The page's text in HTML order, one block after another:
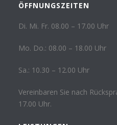
ÖFFNUNGSZEITEN
Di. Mi. Fr. 08.00 – 17.00 Uhr
Mo. Do.: 08.00 – 18.00 Uhr
Sa.: 10.30 – 12.00 Uhr
Vereinbaren Sie nach
17.00 Uhr.